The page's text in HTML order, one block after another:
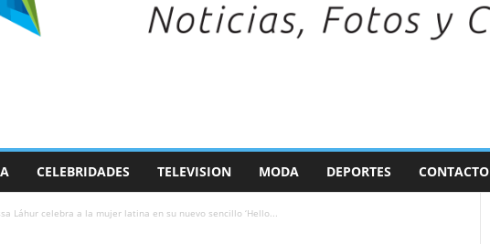
CELEBRIDADES TELEVISION MODA DEPORTES CONTACTO
Láhur celebra a la mujer latina en su nuevo sencillo ‘Hello...